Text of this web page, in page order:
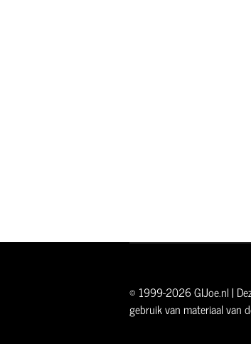
© 1999-2026 GIJoe.nl |
gebruik van materiaal van